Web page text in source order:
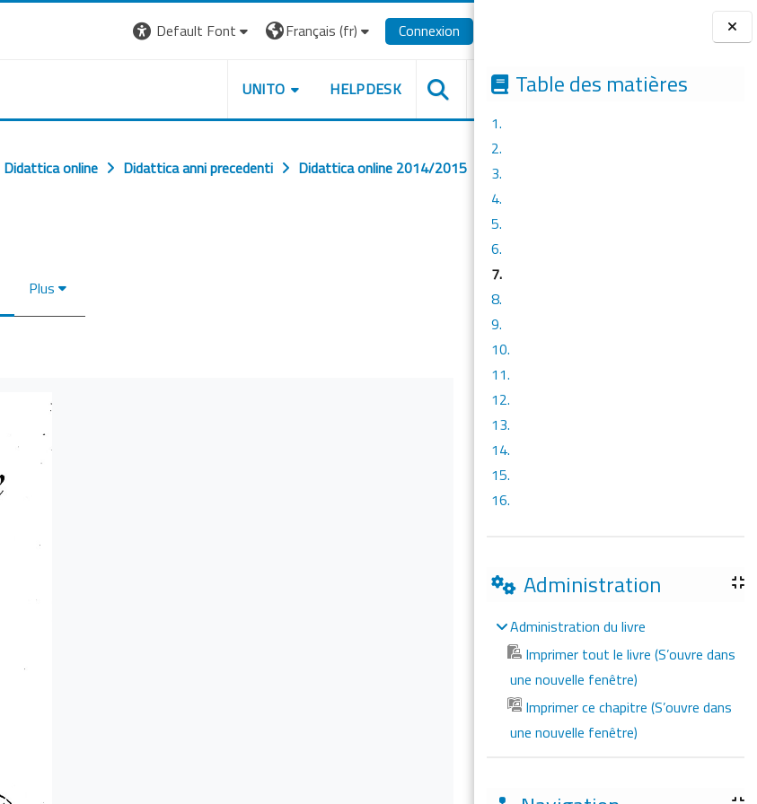
BlocsTable des matières
1.
2.
3.
4.
5.
6.
7.
8.
9.
10.
11.
12.
13.
14.
15.
16.
Administration
Administration du livre
Imprimer tout le livre (S’ouvre dans
une nouvelle fenêtre)
Imprimer ce chapitre (S’ouvre dans
une nouvelle fenêtre)
Default Font Français ‎(fr)‎ Connexion
UNITO HELPDESK
Didattica online Didattica anni precedenti
Didattica online 2014/2015
Plus